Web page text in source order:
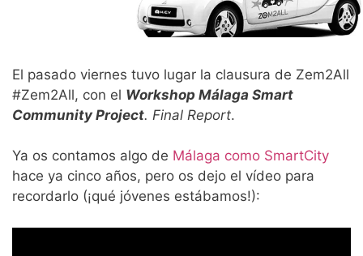
El pasado viernes tuvo lugar la clausura de Zem2All
#Zem2All, con el Workshop Málaga Smart
Community Project. Final Report.
Ya os contamos algo de Málaga como SmartCity
hace ya cinco años, pero os dejo el vídeo para
recordarlo (¡qué jóvenes estábamos!):